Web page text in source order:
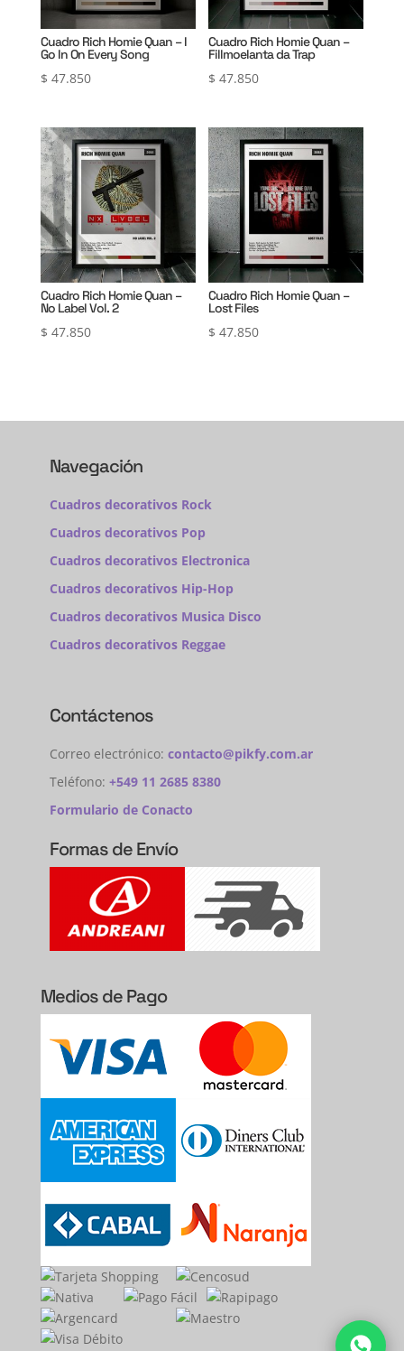
Cuadro Rich Homie Quan – I
Go In On Every Song
$ 47.850
Cuadro Rich Homie Quan –
Fillmoelanta da Trap
$ 47.850
Cuadro Rich Homie Quan –
No Label Vol. 2
$ 47.850
Cuadro Rich Homie Quan –
Lost Files
$ 47.850
Navegación
Cuadros decorativos Rock
Cuadros decorativos Pop
Cuadros decorativos Electronica
Cuadros decorativos Hip-Hop
Cuadros decorativos Musica Disco
Cuadros decorativos Reggae
Contáctenos
Correo electrónico: contacto@pikfy.com.ar
Teléfono: +549 11 2685 8380
Formulario de Conacto
Formas de Envío
Medios de Pago